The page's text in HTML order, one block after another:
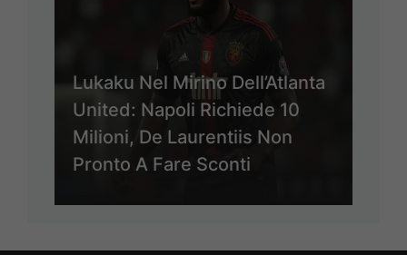
Lukaku Nel Mirino Dell’Atlanta
United: Napoli Richiede 10
Milioni, De Laurentiis Non
Pronto A Fare Sconti